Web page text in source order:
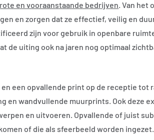
en vooraanstaande bedrijven. Van het
en zorgen dat ze effectief, veilig en
zijn voor gebruik in openbare
de uiting ook na jaren nog optimaal
een opvallende print op de receptie tot
en wandvullende muurprints. Ook deze
en uitvoeren. Opvallende of juist
of die als sfeerbeeld worden ingezet.